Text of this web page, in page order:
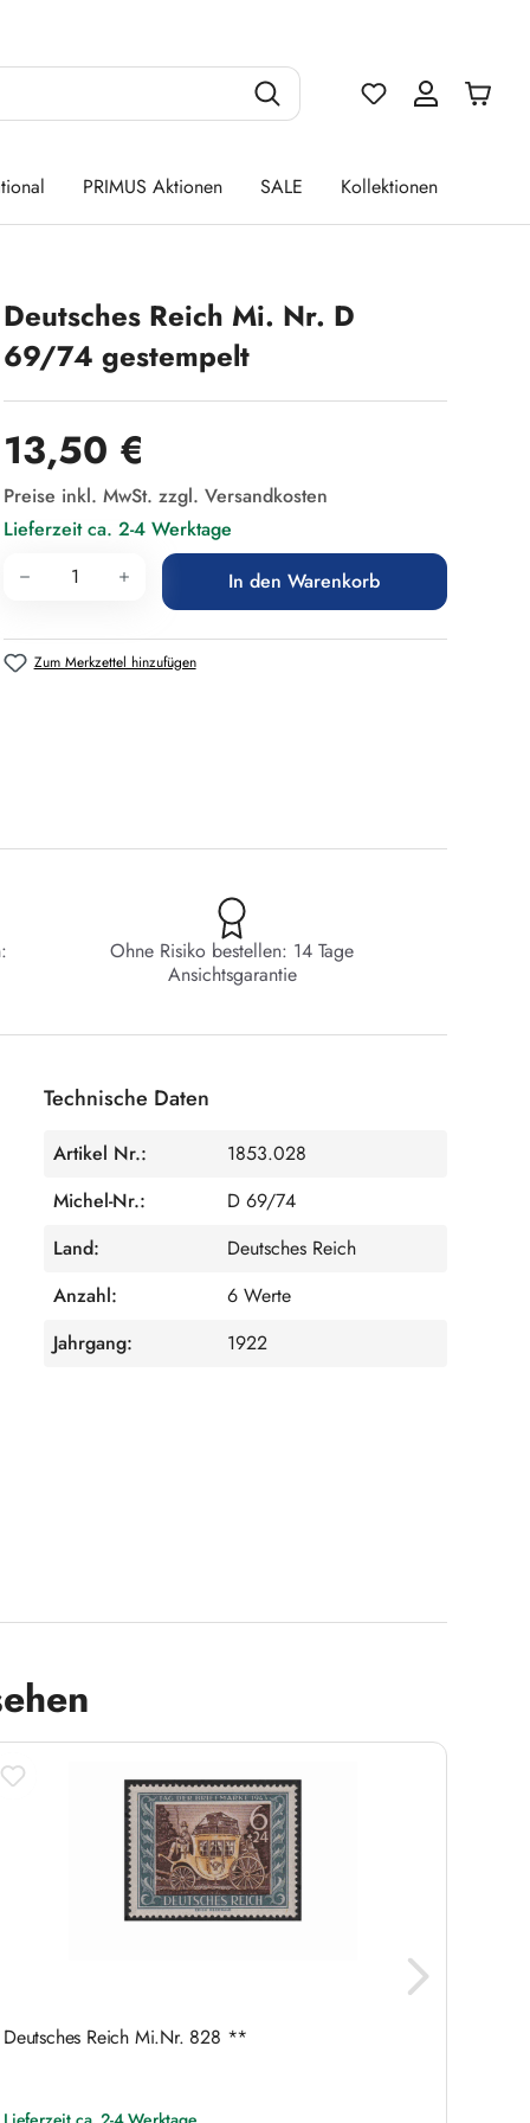
Du hast 0
PRIMUS Aktionen SALE Kollektionen
Deutsches Reich Mi. Nr. D
69/74 gestempelt
Regulärer Preis:
13,50 €
Preise inkl. MwSt. zzgl. Versandkosten
Lieferzeit ca. 2-4 Werktage
Produkt Anzahl: Gib den gewünschten
In den Warenkorb
Zum Merkzettel hinzufügen
Ohne Risiko bestellen: 14 Tage
Ansichtsgarantie
Technische Daten
Artikel Nr.:
1853.028
Michel-Nr.:
D 69/74
Land:
Deutsches Reich
Anzahl:
6 Werte
Jahrgang:
1922
Deutsches Reich Mi.Nr. 828 **